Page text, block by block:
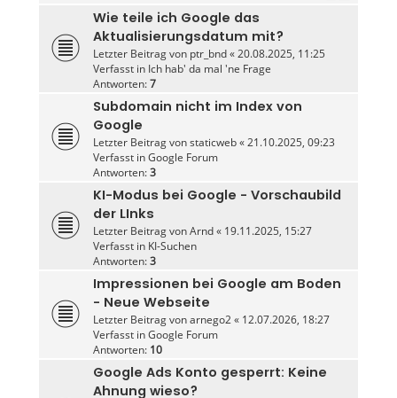
Wie teile ich Google das
Aktualisierungsdatum mit?
Letzter Beitrag von ptr_bnd«20.08.2025, 11:25
Verfasst in Ich hab' da mal 'ne Frage
Antworten:7
Subdomain nicht im Index von
Google
Letzter Beitrag vonstaticweb«21.10.2025, 09:23
Verfasst inGoogle Forum
Antworten:3
KI-Modus bei Google - Vorschaubild
der LInks
Letzter Beitrag vonArnd« 19.11.2025, 15:27
Verfasst in KI-Suchen
Antworten:3
Impressionen bei Google am Boden
- Neue Webseite
Letzter Beitrag vonarnego2« 12.07.2026, 18:27
Verfasst inGoogle Forum
Antworten: 10
Google Ads Konto gesperrt: Keine
Ahnung wieso?